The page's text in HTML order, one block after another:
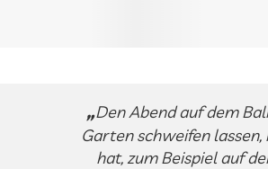
Den Abend auf dem
Garten schweifen
hat, zum Beispiel auf